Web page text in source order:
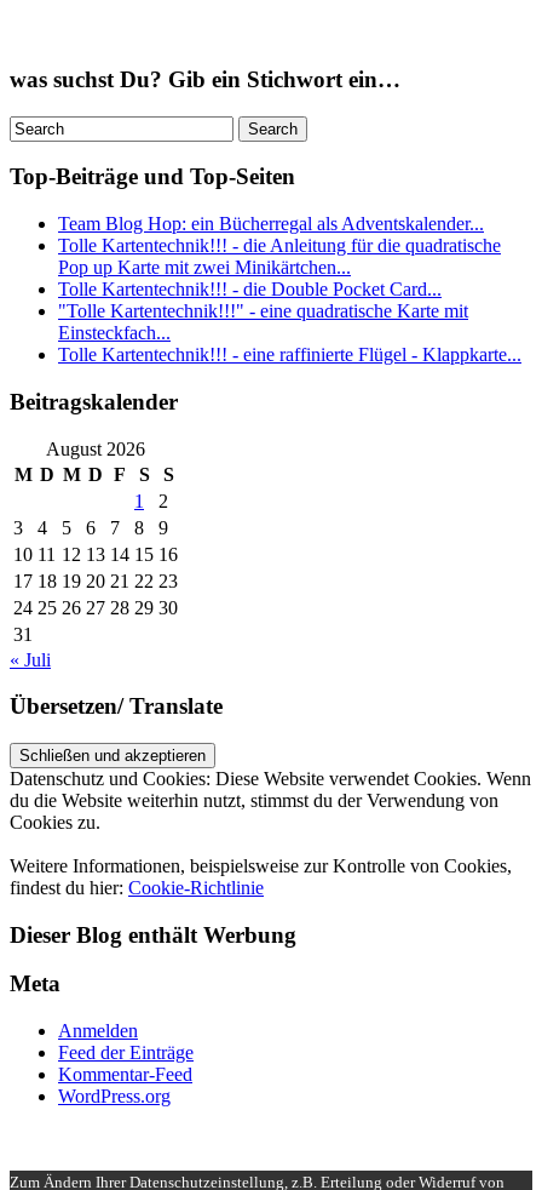
was suchst Du? Gib ein Stichwort ein…
Top-Beiträge und Top-Seiten
Team Blog Hop: ein Bücherregal als Adventskalender...
Tolle Kartentechnik!!! - die Anleitung für die quadratische
Pop up Karte mit zwei Minikärtchen...
Tolle Kartentechnik!!! - die Double Pocket Card...
"Tolle Kartentechnik!!!" - eine quadratische Karte mit
Einsteckfach...
Tolle Kartentechnik!!! - eine raffinierte Flügel - Klappkarte...
Beitragskalender
August 2026
M D M D F S
S
1
2
3
4 5 6 7 8
9
10 11 12 13 14 15 16
17 18 19 20 21 22 23
24 25 26 27 28 29 30
31
« Juli
Übersetzen/ Translate
Datenschutz und Cookies: Diese Website verwendet Cookies. Wenn
du die Website weiterhin nutzt, stimmst du der Verwendung von
Cookies zu.
Weitere Informationen, beispielsweise zur Kontrolle von Cookies,
findest du hier: Cookie-Richtlinie
Dieser Blog enthält Werbung
Meta
Anmelden
Feed der Einträge
Kommentar-Feed
WordPress.org
Zum Ändern Ihrer Datenschutzeinstellung, z.B. Erteilung oder Widerruf von